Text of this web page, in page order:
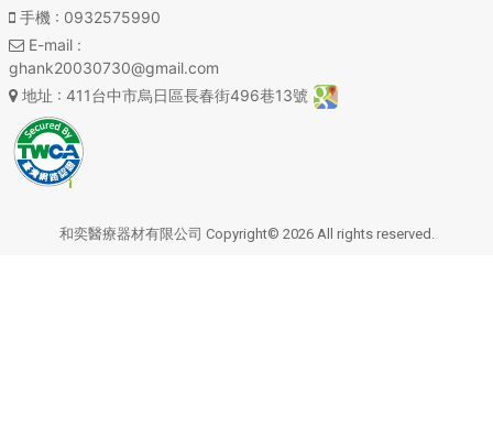
手機 : 0932575990
E-mail:
ghank20030730@gmail.com
地址 : 411台中市烏日區長春街496巷13號
和奕醫療器材有限公司 Copyright© 2026 All rights reserved.